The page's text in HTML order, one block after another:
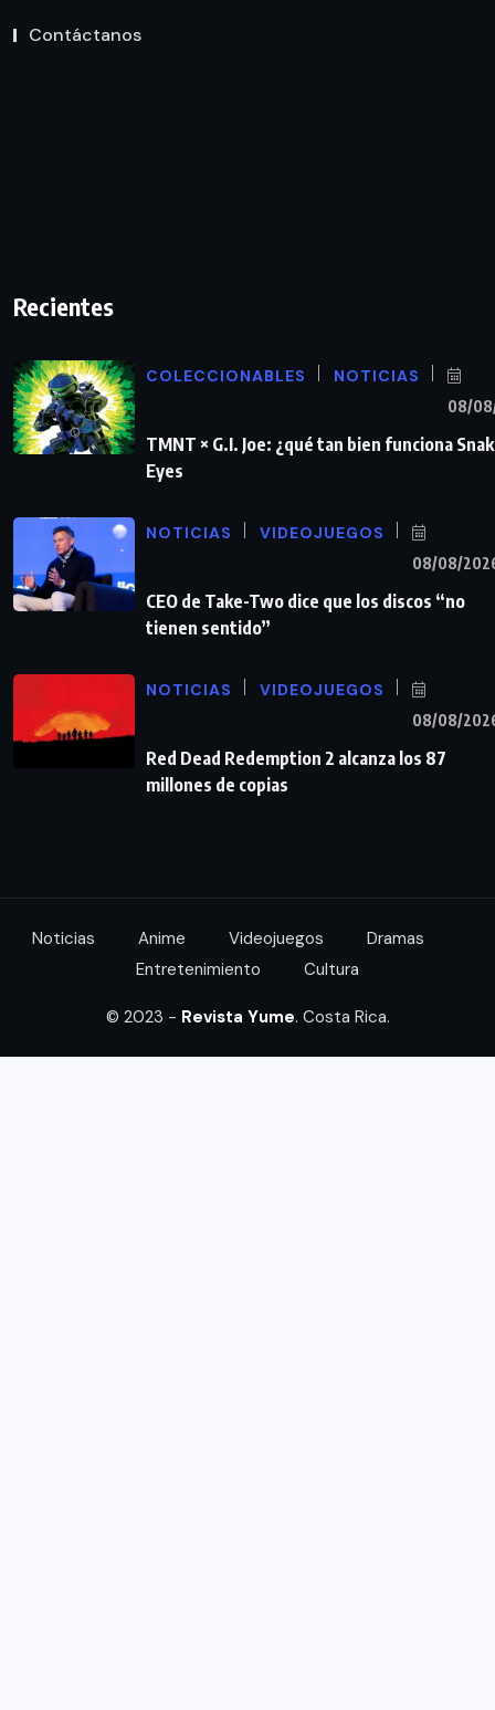
Contáctanos
Recientes
COLECCIONABLES NOTICIAS
08/
TMNT × G.I. Joe: ¿qué tan bien funciona
Eyes
NOTICIAS VIDEOJUEGOS
08/08/
CEO de Take-Two dice que los discos “no
tienen sentido”
NOTICIAS VIDEOJUEGOS
08/08/
Red Dead Redemption 2 alcanza los 87
millones de copias
Noticias Anime Videojuegos
Dramas
Entretenimiento
Cultura
© 2023 - Revista Yume. Costa Rica.